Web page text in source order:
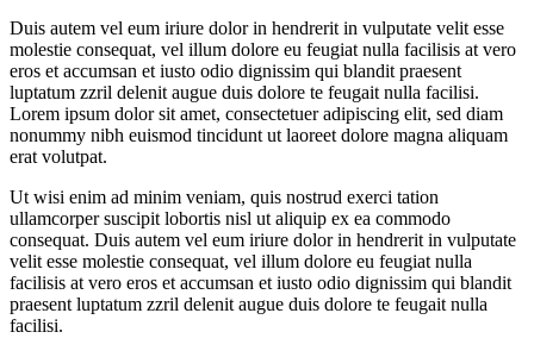
Duis autem vel eum iriure dolor in hendrerit in vulputate velit esse
molestie consequat, vel illum dolore eu feugiat nulla facilisis at vero
eros et accumsan et iusto odio dignissim qui blandit praesent
luptatum zzril delenit augue duis dolore te feugait nulla facilisi.
Lorem ipsum dolor sit amet, consectetuer adipiscing elit, sed diam
nonummy nibh euismod tincidunt ut laoreet dolore magna aliquam
erat volutpat.
Ut wisi enim ad minim veniam, quis nostrud exerci tation
ullamcorper suscipit lobortis nisl ut aliquip ex ea commodo
consequat. Duis autem vel eum iriure dolor in hendrerit in vulputate
velit esse molestie consequat, vel illum dolore eu feugiat nulla
facilisis at vero eros et accumsan et iusto odio dignissim qui blandit
praesent luptatum zzril delenit augue duis dolore te feugait nulla
facilisi.